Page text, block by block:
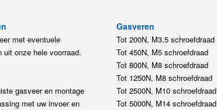
met eventuele
uit onze hele voorraad.
gasveer en montage
met uw invoer en
Gasveren
Tot 200N, M3.5 schroefdraad
Tot 450N, M5 schroefdraad
Tot 800N, M8 schroefdraad
Tot 1250N, M8 schroefdraad
Tot 2500N, M10 schroefdraad
Tot 5000N, M14 schroefdraad